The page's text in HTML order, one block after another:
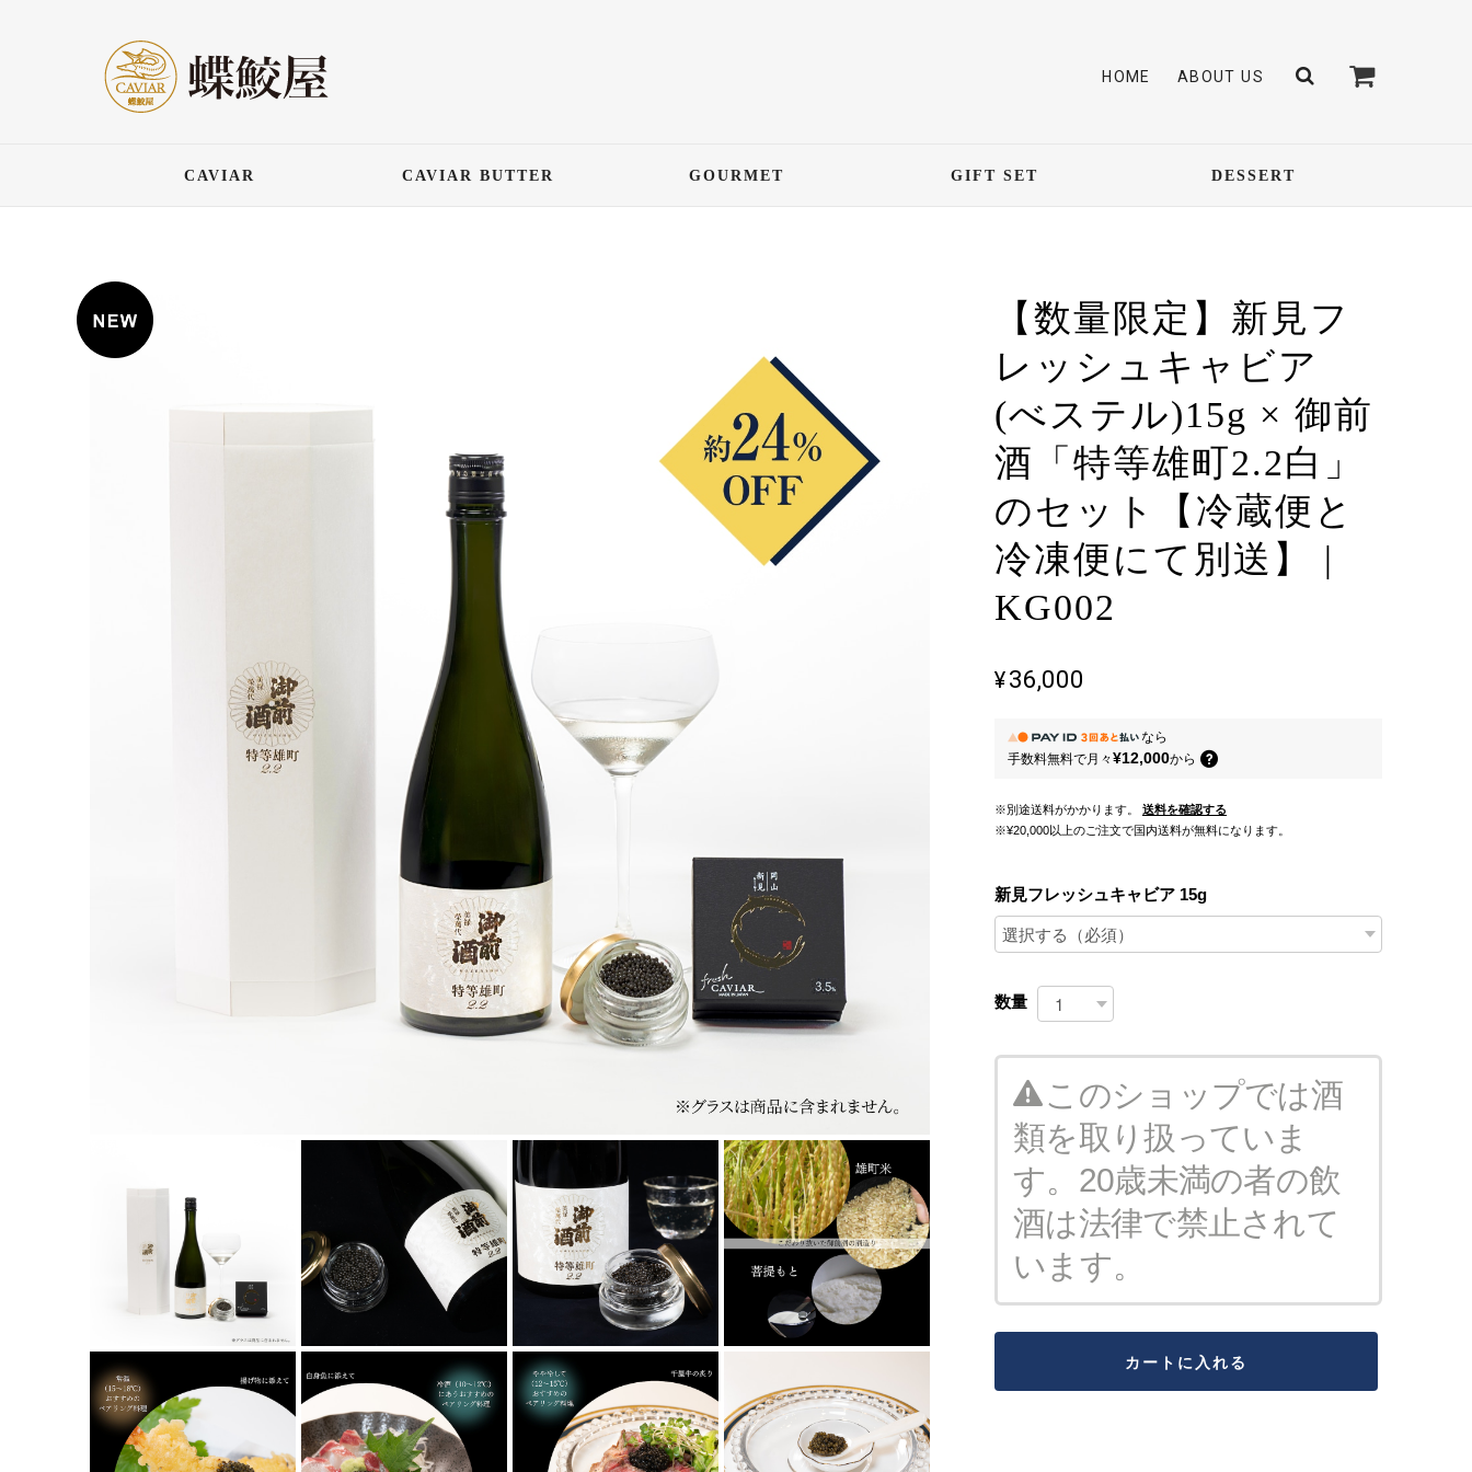
HOME ABOUT US
CAVIAR CAVIAR BUTTER GOURMET GIFT SET DESSERT
【数量限定】新見フ
レッシュキャビア
(べステル)15g × 御前
酒「特等雄町2.2白」
のセット【冷蔵便と
冷凍便にて別送】 |
KG002
¥36,000
なら
手数料無料で月々¥12,000から
※別途送料がかかります。
送料を確認する
※¥20,000以上のご注文で国内送料が無料になります。
新見フレッシュキャビア 15g
数量
このショップでは酒
類を取り扱っていま
す。20歳未満の者の飲
酒は法律で禁止されて
います。
カートに入れる